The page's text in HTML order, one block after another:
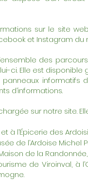
sur le site
et Instagram du
des
ci. Elle est
panneaux
d’informations.
sur notre site.
et à l’Épicerie des
de l’Ardoise
de la
de Viroinval, à